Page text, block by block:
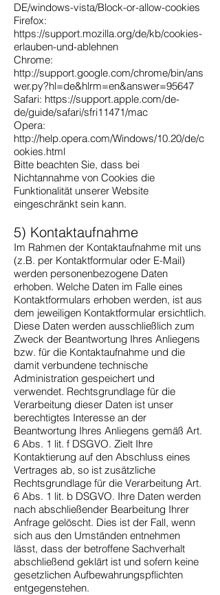
DE/windows-vista/Block-or-allow-cookies
Firefox:
https://support.mozilla.org/de/kb/cookies-
erlauben-und-ablehnen
Chrome:
http://support.google.com/chrome/bin/ans
wer.py?hl=de&hlrm=en&answer=95647
Safari: https://support.apple.com/de-
de/guide/safari/sfri11471/mac
Opera:
http://help.opera.com/Windows/10.20/de/c
ookies.html
Bitte beachten Sie, dass bei
Nichtannahme von Cookies die
Funktionalität unserer Website
eingeschränkt sein kann.
5) Kontaktaufnahme
Im Rahmen der Kontaktaufnahme mit uns
(z.B. per Kontaktformular oder E-Mail)
werden personenbezogene Daten
erhoben. Welche Daten im Falle eines
Kontaktformulars erhoben werden, ist aus
dem jeweiligen Kontaktformular ersichtlich.
Diese Daten werden ausschließlich zum
Zweck der Beantwortung Ihres Anliegens
bzw. für die Kontaktaufnahme und die
damit verbundene technische
Administration gespeichert und
verwendet. Rechtsgrundlage für die
Verarbeitung dieser Daten ist unser
berechtigtes Interesse an der
Beantwortung Ihres Anliegens gemäß Art.
6 Abs. 1 lit. f DSGVO. Zielt Ihre
Kontaktierung auf den Abschluss eines
Vertrages ab, so ist zusätzliche
Rechtsgrundlage für die Verarbeitung Art.
6 Abs. 1 lit. b DSGVO. Ihre Daten werden
nach abschließender Bearbeitung Ihrer
Anfrage gelöscht. Dies ist der Fall, wenn
sich aus den Umständen entnehmen
lässt, dass der betroffene Sachverhalt
abschließend geklärt ist und sofern keine
gesetzlichen Aufbewahrungspflichten
entgegenstehen.